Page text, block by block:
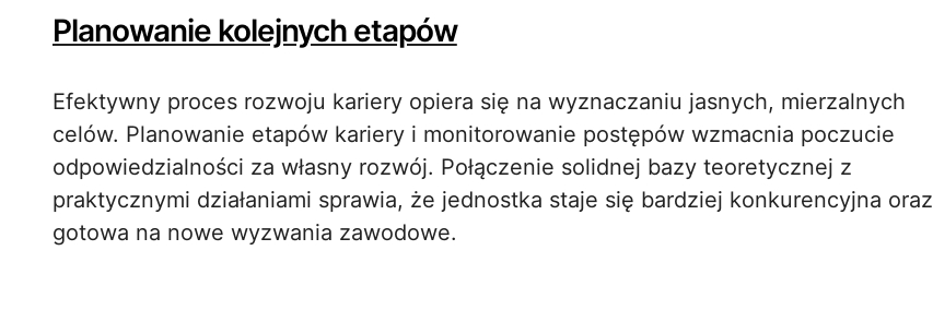
Planowanie kolejnych etapów
Efektywny proces rozwoju kariery opiera się na wyznaczaniu jasnych, mierzalnych
celów. Planowanie etapów kariery i monitorowanie postępów wzmacnia poczucie
odpowiedzialności za własny rozwój. Połączenie solidnej bazy teoretycznej z
praktycznymi działaniami sprawia, że jednostka staje się bardziej konkurencyjna oraz
gotowa na nowe wyzwania zawodowe.